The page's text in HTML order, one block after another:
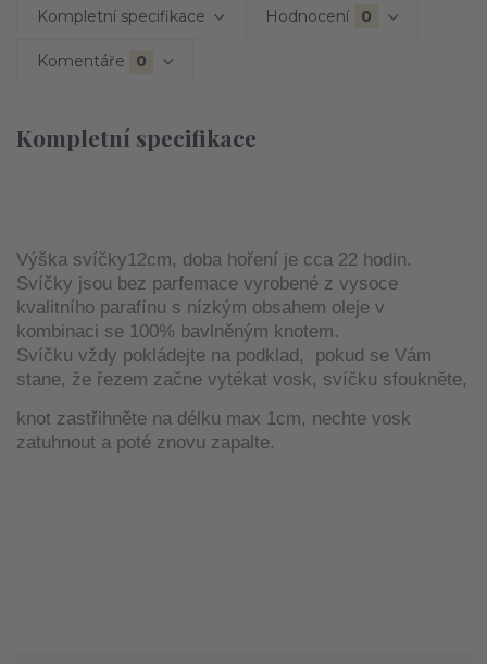
Kompletní specifikace Hodnocení 0
Komentáře 0
Kompletní specifikace
Výška svíčky12cm, doba hoření je cca 22 hodin.
Svíčky jsou bez parfemace vyrobené z vysoce
kvalitního parafínu s nízkým obsahem oleje v
kombinaci se 100% bavlněným knotem.
Svíčku vždy pokládejte na podklad, pokud se Vám
stane, že řezem začne vytékat vosk, svíčku sfoukněte,
knot zastřihněte na délku max 1cm, nechte vosk
zatuhnout a poté znovu zapalte.